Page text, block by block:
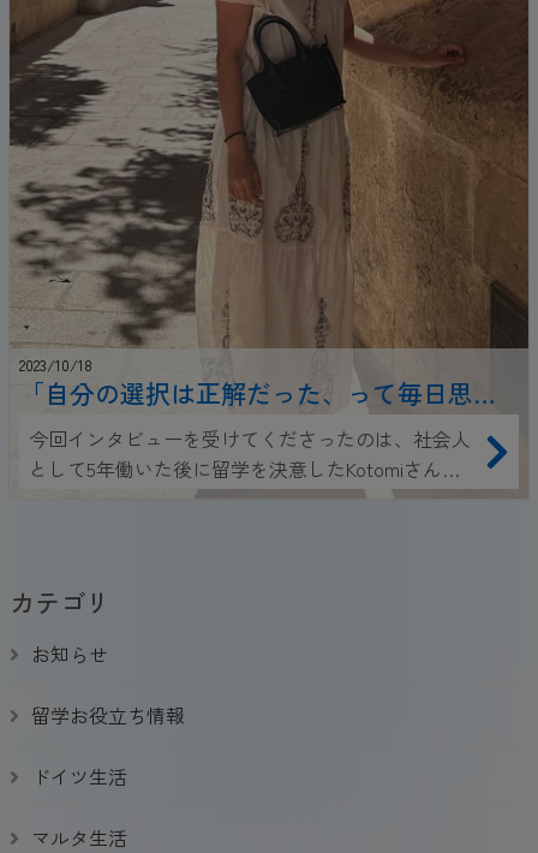
2023/10/18
「自分の選択は正解だった、って毎日思
う」社会人留学をしたKotomiさんの留学体
験談
今回インタビューを受けてくださったのは、社会人
として5年働いた後に留学を決意したKotomiさん。
仕事を辞めて語学留学って、とても勇気のいること
カテゴリ
お知らせ
留学お役立ち情報
ドイツ生活
マルタ生活